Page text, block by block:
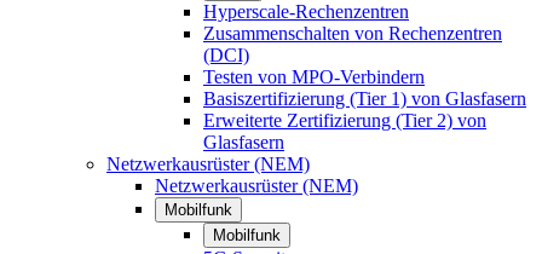
Hyperscale-Rechenzentren
Zusammenschalten von Rechenzentren
(DCI)
Testen von MPO-Verbindern
Basiszertifizierung (Tier 1) von Glasfasern
Erweiterte Zertifizierung (Tier 2) von
Glasfasern
Netzwerkausrüster (NEM)
Netzwerkausrüster (NEM)
Mobilfunk
Mobilfunk